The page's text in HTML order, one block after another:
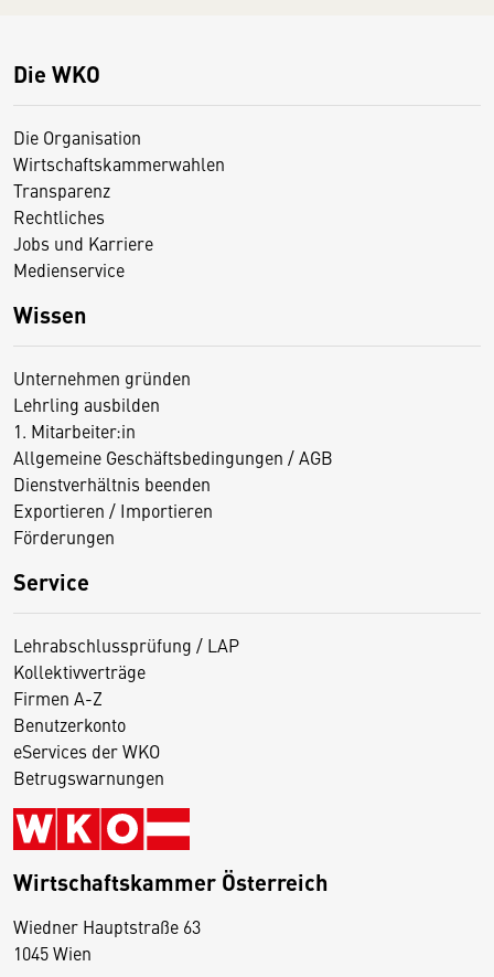
Die WKO
Die Organisation
Wirtschaftskammerwahlen
Transparenz
Rechtliches
Jobs und Karriere
Medienservice
Wissen
Unternehmen gründen
Lehrling ausbilden
1. Mitarbeiter:in
Allgemeine Geschäftsbedingungen / AGB
Dienstverhältnis beenden
Exportieren / Importieren
Förderungen
Service
Lehrabschlussprüfung / LAP
Kollektivverträge
Firmen A-Z
Benutzerkonto
eServices der WKO
Betrugswarnungen
Wirtschaftskammer Österreich
Wiedner Hauptstraße 63
1045 Wien
D